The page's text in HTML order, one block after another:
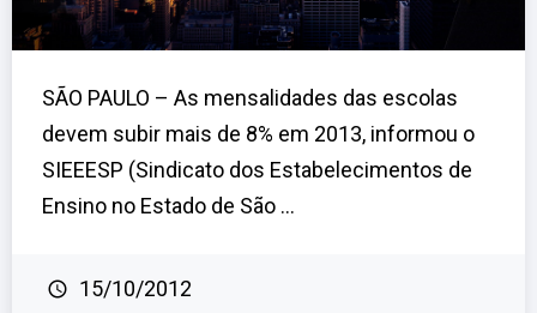
SÃO PAULO – As mensalidades das escolas
devem subir mais de 8% em 2013, informou o
SIEEESP (Sindicato dos Estabelecimentos de
Ensino no Estado de São ...
15/10/2012